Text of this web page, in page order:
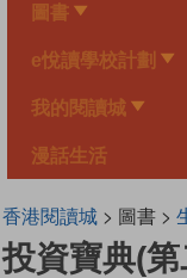
圖書
e悅讀學校計劃
我的閱讀城
漫話生活
香港閱讀城> 圖書 >
投資寶典(第